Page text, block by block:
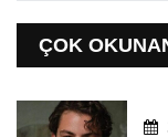
ÇOK